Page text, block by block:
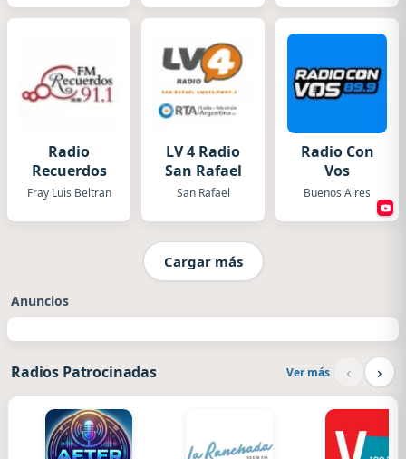
Radio
Recuerdos
Fray Luis Beltran
LV 4 Radio
San Rafael
San Rafael
Radio Con
Vos
Buenos Aires
Cargar más
Anuncios
Radios Patrocinadas Ver más ‹ ›